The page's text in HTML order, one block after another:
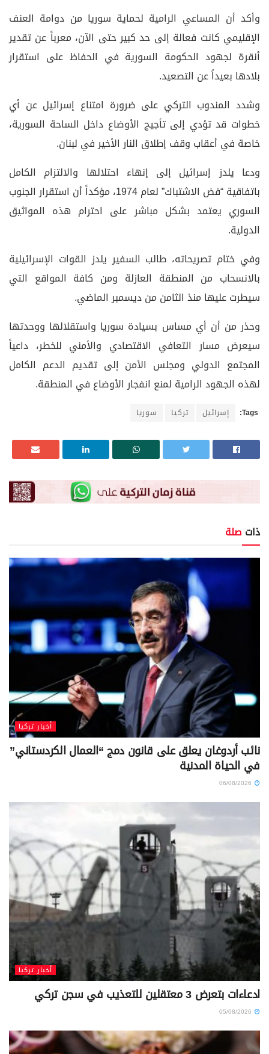
وأكد أن المساعي الرامية لحماية سوريا من دوامة العنف
الإقليمي كانت فعالة إلى حد كبير حتى الآن، معرباً عن تقدير
أنقرة لجهود الحكومة السورية في الحفاظ على استقرار
بلادها بعيداً عن التصعيد.
وشدد المندوب التركي على ضرورة امتناع إسرائيل عن أي
خطوات قد تؤدي إلى تأجيج الأوضاع داخل الساحة السورية،
خاصة في أعقاب وقف إطلاق النار الأخير في لبنان.
ودعا يلدز إسرائيل إلى إنهاء احتلالها والالتزام الكامل
باتفاقية “فض الاشتباك” لعام 1974، مؤكداً أن استقرار الجنوب
السوري يعتمد بشكل مباشر على احترام هذه المواثيق
الدولية.
وفي ختام تصريحاته، طالب السفير يلدز القوات الإسرائيلية
بالانسحاب من المنطقة العازلة ومن كافة المواقع التي
سيطرت عليها منذ الثامن من ديسمبر الماضي.
وحذر من أن أي مساس بسيادة سوريا واستقلالها ووحدتها
سيعرض مسار التعافي الاقتصادي والأمني للخطر، داعياً
المجتمع الدولي ومجلس الأمن إلى تقديم الدعم الكامل
لهذه الجهود الرامية لمنع انفجار الأوضاع في المنطقة.
Tags: إسرائيل تركيا سوريا
ذات صلة
أخبار تركيا
نائب أردوغان يعلق على قانون دمج “العمال الكردستاني”
في الحياة المدنية
أخبار تركيا
ادعاءات بتعرض 3 معتقلين للتعذيب في سجن تركي